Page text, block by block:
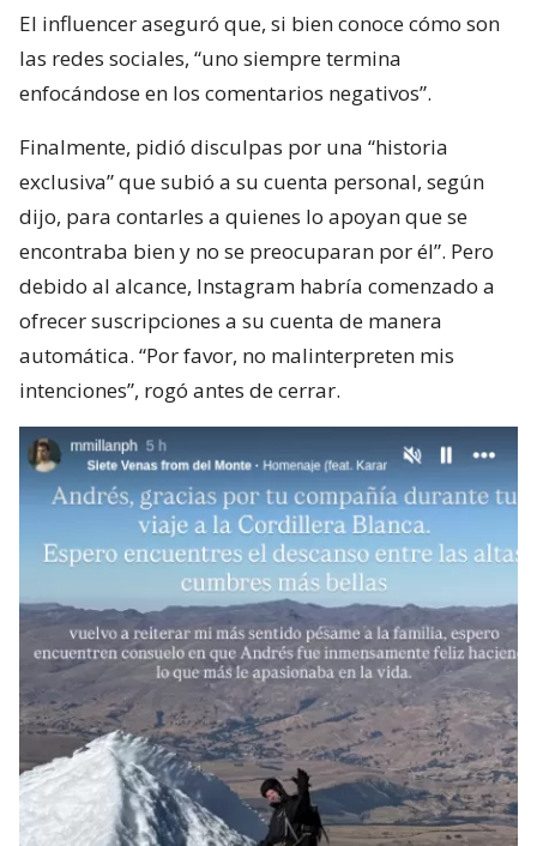
El influencer aseguró que, si bien conoce cómo son
las redes sociales, “uno siempre termina
enfocándose en los comentarios negativos”.
Finalmente, pidió disculpas por una “historia
exclusiva” que subió a su cuenta personal, según
dijo, para contarles a quienes lo apoyan que se
encontraba bien y no se preocuparan por él”. Pero
debido al alcance, Instagram habría comenzado a
ofrecer suscripciones a su cuenta de manera
automática. “Por favor, no malinterpreten mis
intenciones”, rogó antes de cerrar.